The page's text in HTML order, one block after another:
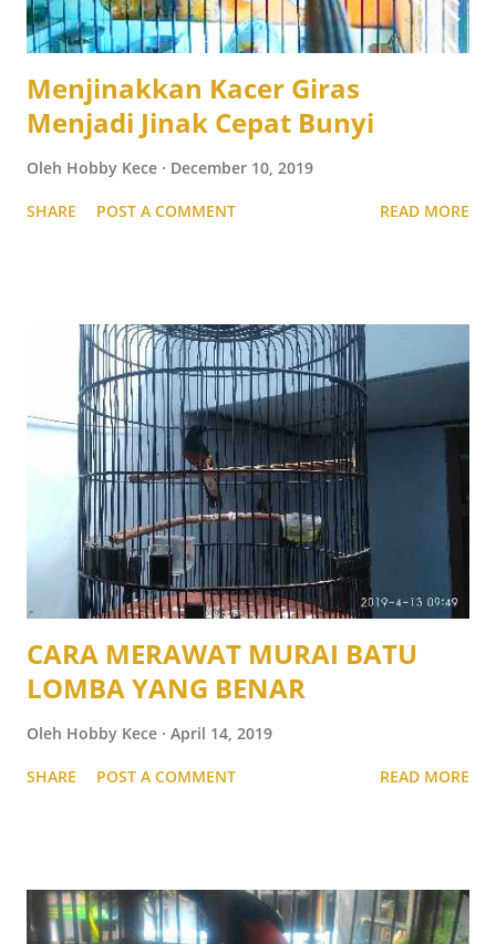
Menjinakkan Kacer Giras
Menjadi Jinak Cepat Bunyi
Oleh Hobby Kece December 10, 2019
SHARE POST A COMMENT READ MORE
CARA MERAWAT MURAI BATU
LOMBA YANG BENAR
Oleh Hobby Kece April 14, 2019
SHARE POST A COMMENT READ MORE